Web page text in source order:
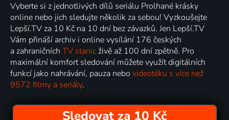
Vyberte si z jednotlivých dílů seriálu Prolhané krásky
online nebo jich sledujte několik za sebou! Vyzkoušejte
Lepší.TV za 10 Kč na 10 dní bez závazků. Jen Lepší.TV
Vám přináší archiv i online vysílání 176 českých
a zahraničních TV stanic živě až 100 dní zpětně. Pro
maximální komfort sledování můžete využít digitálních
funkcí jako nahrávání, pauza nebo videotéku s více než
9572 filmy a seriály.
Sledovat za 10 Kč